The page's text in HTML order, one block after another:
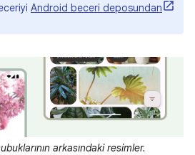
Android beceri deposundan
arkasındaki resimler.